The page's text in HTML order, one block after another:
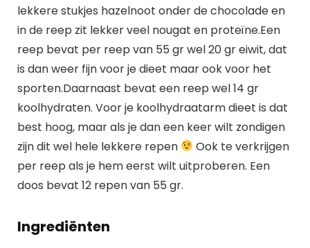
lekkere stukjes hazelnoot onder de chocolade en
in de reep zit lekker veel nougat en proteïne.Een
reep bevat per reep van 55 gr wel 20 gr eiwit, dat
is dan weer fijn voor je dieet maar ook voor het
sporten.Daarnaast bevat een reep wel 14 gr
koolhydraten. Voor je koolhydraatarm dieet is dat
best hoog, maar als je dan een keer wilt zondigen
zijn dit wel hele lekkere repen
Ook te verkrijgen
per reep als je hem eerst wilt uitproberen. Een
doos bevat 12 repen van 55 gr.
Ingrediënten